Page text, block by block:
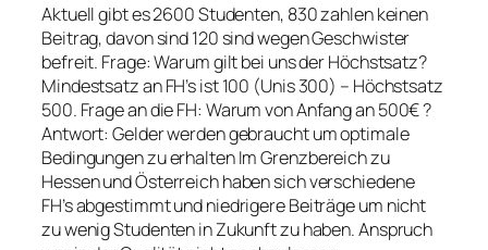
Aktuell gibt es 2600 Studenten, 830 zahlen keinen
Beitrag, davon sind 120 sind wegen Geschwister
befreit. Frage: Warum gilt bei uns der Höchstsatz?
Mindestsatz an FH’s ist 100 (Unis 300) – Höchstsatz
500. Frage an die FH: Warum von Anfang an 500€ ?
Antwort: Gelder werden gebraucht um optimale
Bedingungen zu erhalten Im Grenzbereich zu
Hessen und Österreich haben sich verschiedene
FH’s abgestimmt und niedrigere Beiträge um nicht
zu wenig Studenten in Zukunft zu haben. Anspruch